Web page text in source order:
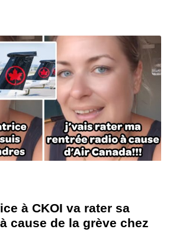
à CKOI va rater sa
cause de la grève chez